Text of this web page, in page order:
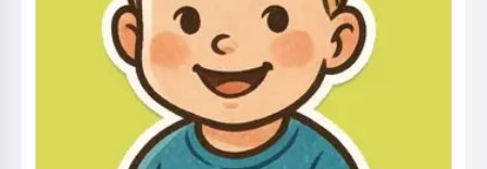
Сәлем! Мен Storiko 👋
Мен сіздің балаларыңызға
сиқырлы ұйқы алдындағы